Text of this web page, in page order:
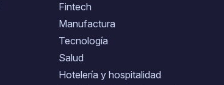
Fintech
Manufactura
Tecnología
Salud
Hotelería y hospitalidad